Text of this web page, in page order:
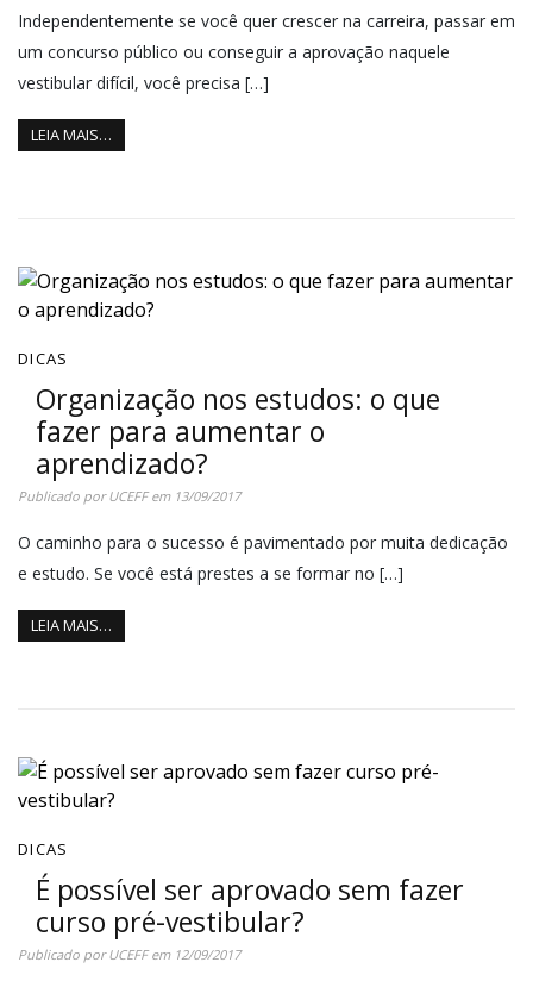
Independentemente se você quer crescer na carreira, passar em
um concurso público ou conseguir a aprovação naquele
vestibular difícil, você precisa […]
LEIA MAIS…
DICAS
Organização nos estudos: o que
fazer para aumentar o
aprendizado?
Publicado porUCEFFem 13/09/2017
O caminho para o sucesso é pavimentado por muita dedicação
e estudo. Se você está prestes a se formar no […]
LEIA MAIS…
DICAS
É possível ser aprovado sem fazer
curso pré-vestibular?
Publicado porUCEFFem 12/09/2017